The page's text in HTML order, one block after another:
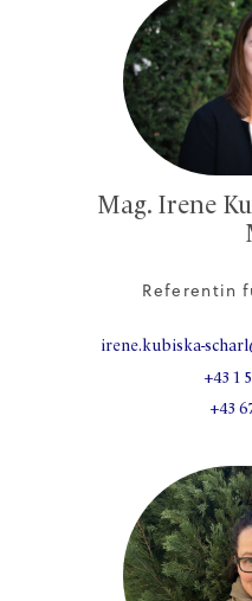
Mag. Irene
Referentin
irene.kubiska-
+43 1
+43